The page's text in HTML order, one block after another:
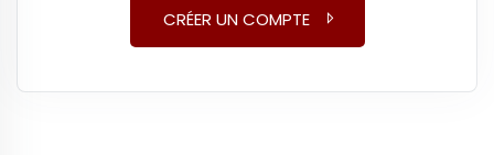
CRÉER UN COMPTE